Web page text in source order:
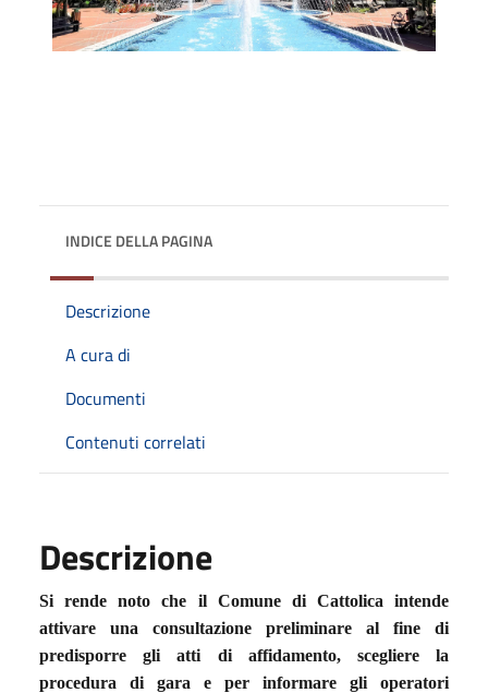
INDICE DELLA PAGINA
Descrizione
A cura di
Documenti
Contenuti correlati
Descrizione
Si rende noto che il Comune di Cattolica intende
attivare una consultazione preliminare al fine di
predisporre gli atti di affidamento, scegliere la
procedura di gara e per informare gli operatori